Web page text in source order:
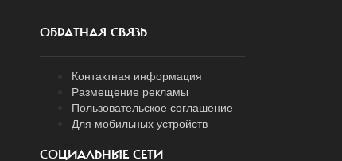
ОБРАТНАЯ СВЯЗЬ
Контактная информация
Размещение рекламы
Пользовательское соглашение
Для мобильных устройств
СОЦИАЛЬНЫЕ СЕТИ